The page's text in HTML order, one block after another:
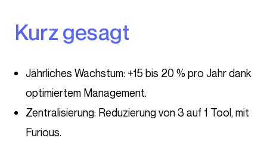
Kurz gesagt
Jährliches Wachstum: +15 bis 20 % pro Jahr dank
optimiertem Management.
Zentralisierung: Reduzierung von 3 auf 1 Tool, mit
Furious.